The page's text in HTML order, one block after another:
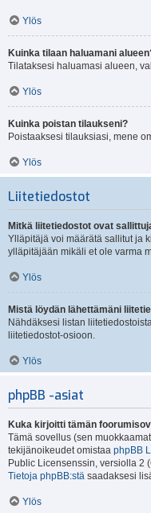
Ylös
Kuinka tilaan haluamani
Tilataksesi haluamasi alueen,
Ylös
Kuinka poistan tilaukseni?
Poistaaksesi tilauksiasi, mene
Ylös
Liitetiedostot
Mitkä liitetiedostot ovat
Ylläpitäjä voi määrätä sallitut ja
ylläpitäjään mikäli et ole varma
Ylös
Mistä löydän lähettämäni
Nähdäksesi listan
liitetiedostot-osioon.
Ylös
phpBB -asiat
Kuka kirjoitti tämän
Tämä sovellus (sen
tekijänoikeudet omistaa phpBB
Public Licensenssin, versiolla 2
Tietoja phpBB:stä saadaksesi
Ylös